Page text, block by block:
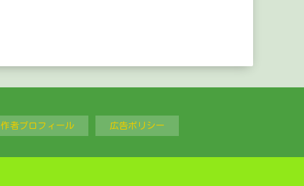
作者プロフィール 広告ポリシー